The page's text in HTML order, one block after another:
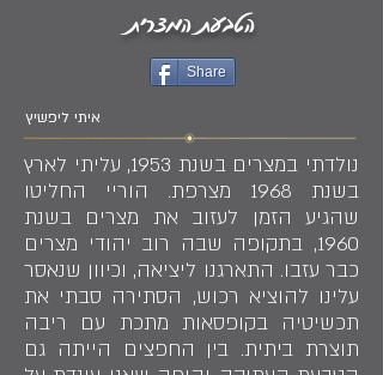
הטבעת המצרית
Share
איתי ליפשיץ
נולדתי במצרים בשנת 1953, עליתי לארץ
בשנת 1968 מצרפת. הוריי החליטו
שהגיע הזמן לעזוב את מצרים בשנת
1960, בתקופה שבה רוב יהודי מצרים
כבר עזבו. התארגנו ליציאה, וכיוון שנאסר
עלינו להוציא רכוש, הסתירה סבתי את
תכשיטיה בקופסאות מתכת עם ריבה
תוצרת ביתית. בין החפצים הייתה גם